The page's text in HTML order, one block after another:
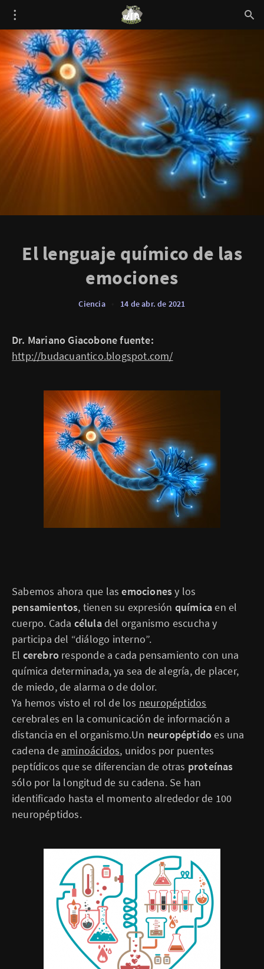
El lenguaje químico de las
emociones
Ciencia 14 de abr. de 2021
Dr. Mariano Giacobone fuente:
http://budacuantico.blogspot.com/
Sabemos ahora que lasemocionesy los
pensamientos, tienen su expresión químicaen el
cuerpo. Cada célula del organismo escucha y
participa del “diálogo interno”.
El cerebro responde a cada pensamiento con una
química determinada, ya sea de alegría, de placer,
de miedo, de alarma o de dolor.
Ya hemos visto el rol de los neuropéptidos
cerebrales en la comunicación de información a
distancia en el organismo.Un neuropéptidoes una
cadena de aminoácidos, unidos por puentes
peptídicos que se diferencian de otras proteínas
sólo por la longitud de su cadena. Se han
identificado hasta el momento alrededor de 100
neuropéptidos.